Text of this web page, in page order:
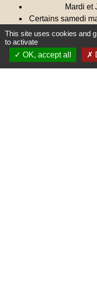
Mardi et
Certains samedi
Calendrier
Une
N'hésitez
This site uses cookies and
to activate
OK, accept all